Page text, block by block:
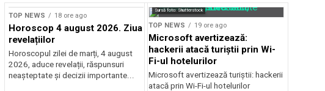
TOP NEWS 18 ore ago
Horoscop 4 august 2026. Ziua
revelațiilor
Horoscopul zilei de marți, 4 august
2026, aduce revelații, răspunsuri
neașteptate și decizii importante...
Sursă foto: Shutterstock
TOP NEWS 19 ore ago
Microsoft avertizează:
hackerii atacă turiștii prin Wi-
Fi-ul hotelurilor
Microsoft avertizează turiștii: hackerii
atacă prin Wi-Fi-ul hotelurilor